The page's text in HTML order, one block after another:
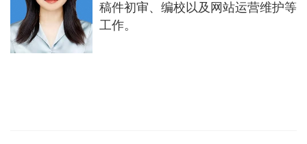
稿件初审、编校以及网站运营维护等
工作。